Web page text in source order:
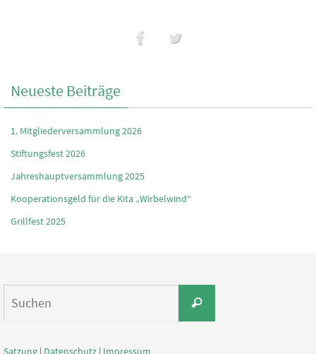
Neueste Beiträge
1. Mitgliederversammlung 2026
Stiftungsfest 2026
Jahreshauptversammlung 2025
Kooperationsgeld für die Kita „Wirbelwind“
Grillfest 2025
Suchen
Satzung | Datenschutz | Impressum